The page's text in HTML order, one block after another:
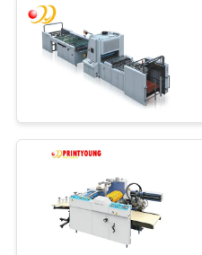
PRIVACY
POLICY